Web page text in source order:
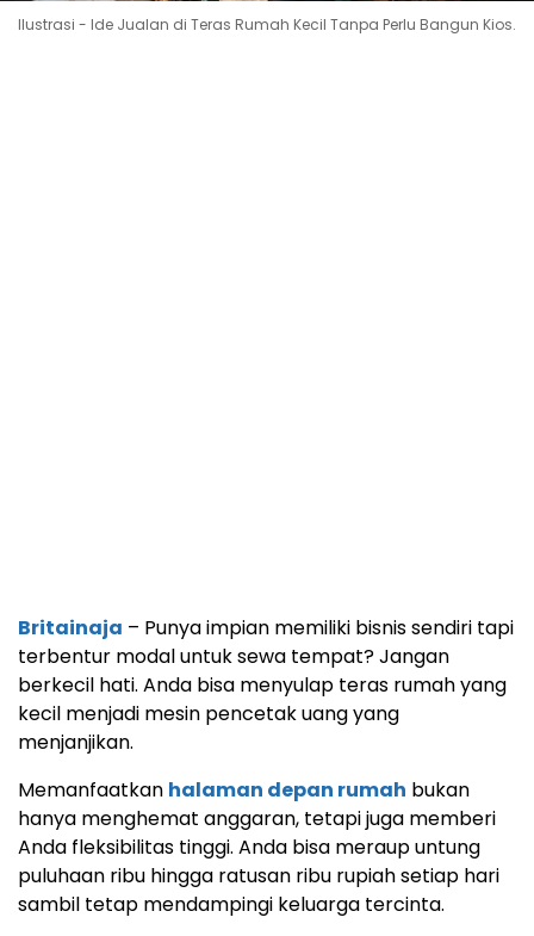
Ilustrasi - Ide Jualan di Teras Rumah Kecil Tanpa Perlu Bangun Kios.
Britainaja – Punya impian memiliki bisnis sendiri tapi
terbentur modal untuk sewa tempat? Jangan
berkecil hati. Anda bisa menyulap teras rumah yang
kecil menjadi mesin pencetak uang yang
menjanjikan.
Memanfaatkan halaman depan rumah bukan
hanya menghemat anggaran, tetapi juga memberi
Anda fleksibilitas tinggi. Anda bisa meraup untung
puluhaan ribu hingga ratusan ribu rupiah setiap hari
sambil tetap mendampingi keluarga tercinta.